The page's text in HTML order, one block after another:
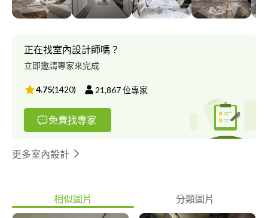
正在找室內設計師嗎？
立即邀請專家來完成
4.75(1420) 21,867位專家
免費找專家
更多室內設計
相似圖片 分類圖片